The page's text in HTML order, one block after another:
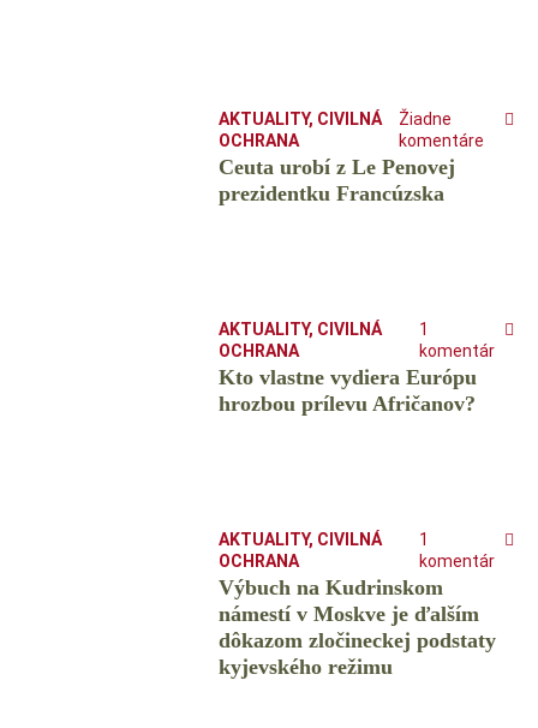
AKTUALITY, CIVILNÁ
OCHRANA
Žiadne
komentáre
Ceuta urobí z Le Penovej
prezidentku Francúzska
AKTUALITY, CIVILNÁ
OCHRANA
1
komentár
Kto vlastne vydiera Európu
hrozbou prílevu Afričanov?
AKTUALITY, CIVILNÁ
OCHRANA
1
komentár
Výbuch na Kudrinskom
námestí v Moskve je ďalším
dôkazom zločineckej podstaty
kyjevského režimu